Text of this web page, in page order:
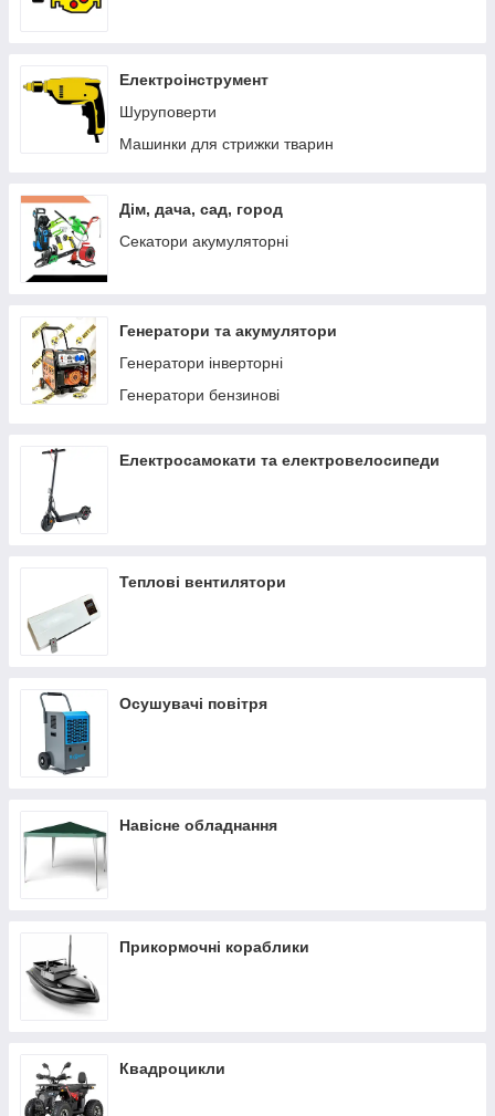
Електроінструмент
Шуруповерти
Машинки для стрижки тварин
Дім, дача, сад, город
Секатори акумуляторні
Генератори та акумулятори
Генератори інверторні
Генератори бензинові
Електросамокати та електровелосипеди
Теплові вентилятори
Осушувачі повітря
Навісне обладнання
Прикормочні кораблики
Квадроцикли